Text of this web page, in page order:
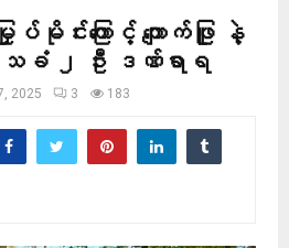
ပ်မိုင်းကြောင့် ကျောက်ဖြူ နဲ့
သခံ ၂ ဦး ဒဏ်ရာရ
2025 3 183